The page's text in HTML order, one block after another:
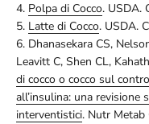
4. Polpa di Cocco. USDA.
5. Latte di Cocco. USDA.
6. Dhanasekara CS,
Leavitt C, Shen CL,
di cocco o cocco sul
all’insulina: una revisione
interventistici. Nutr Metab